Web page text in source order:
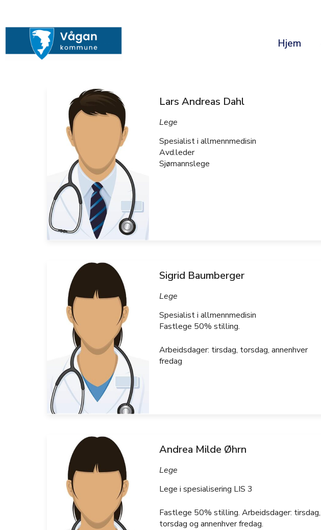
Hjem
Lars Andreas Dahl
Lege
Spesialist i allmennmedisin
Avd.leder
Sjømannslege
Sigrid Baumberger
Lege
Spesialist i allmennmedisin
Fastlege 50% stilling.
Arbeidsdager: tirsdag, torsdag, annenhver
fredag
Andrea Milde Øhrn
Lege
Lege i spesialisering LIS 3
Fastlege 50% stilling. Arbeidsdager: tirsdag,
torsdag og annenhver fredag.